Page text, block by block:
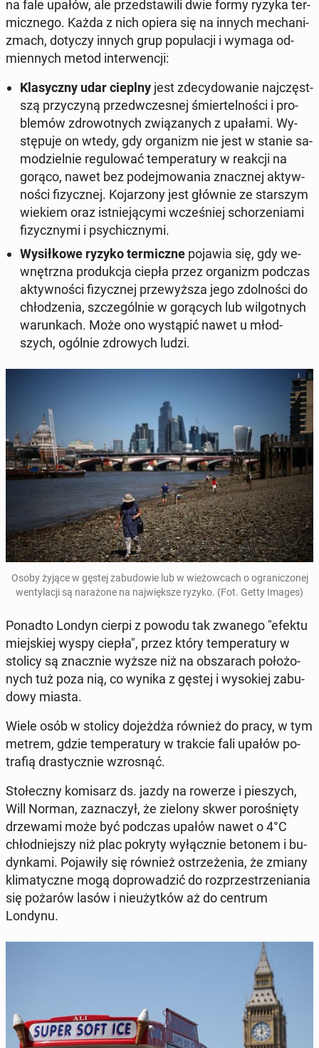
na fale upałów, ale przed­sta­wi­li dwie formy ryzyka ter­
micz­ne­go. Każda z nich opiera się na innych me­cha­ni­
zmach, dotyczy innych grup po­pu­la­cji i wymaga od­
mien­nych metod in­ter­wen­cji:
Kla­sycz­ny udar cieplny jest zde­cy­do­wa­nie naj­częst­
szą przy­czy­ną przed­wcze­snej śmier­tel­no­ści i pro­
ble­mów zdro­wot­nych zwią­za­nych z upałami. Wy­
stę­pu­je on wtedy, gdy or­ga­nizm nie jest w stanie sa­
mo­dziel­nie re­gu­lo­wać tem­pe­ra­tu­ry w reakcji na
gorąco, nawet bez po­dej­mo­wa­nia znacz­nej ak­tyw­
no­ści fi­zycz­nej. Ko­ja­rzo­ny jest głównie ze star­szym
wiekiem oraz ist­nie­ją­cy­mi wcze­śniej scho­rze­nia­mi
fi­zycz­ny­mi i psy­chicz­ny­mi.
Wy­sił­ko­we ryzyko ter­micz­ne pojawia się, gdy we­
wnętrz­na pro­duk­cja ciepła przez or­ga­nizm podczas
ak­tyw­no­ści fi­zycz­nej prze­wyż­sza jego zdol­no­ści do
chło­dze­nia, szcze­gól­nie w go­rą­cych lub wil­got­nych
wa­run­kach. Może ono wy­stą­pić nawet u młod­
szych, ogólnie zdro­wych ludzi.
Osoby żyjące w gęstej za­bu­do­wie lub w wie­żow­cach o ogra­ni­czo­nej
wen­ty­la­cji są na­ra­żo­ne na naj­więk­sze ryzyko. (Fot. Getty Images)
Ponadto Londyn cierpi z powodu tak zwanego "efektu
miej­skiej wyspy ciepła", przez który tem­pe­ra­tu­ry w
stolicy są znacz­nie wyższe niż na ob­sza­rach po­ło­żo­
nych tuż poza nią, co wynika z gęstej i wy­so­kiej za­bu­
do­wy miasta.
Wiele osób w stolicy do­jeż­dża również do pracy, w tym
metrem, gdzie tem­pe­ra­tu­ry w trakcie fali upałów po­
tra­fią dra­stycz­nie wzro­snąć.
Sto­łecz­ny ko­mi­sarz ds. jazdy na rowerze i pie­szych,
Will Norman, za­zna­czył, że zielony skwer po­ro­śnię­ty
drze­wa­mi może być podczas upałów nawet o 4°C
chłod­niej­szy niż plac pokryty wy­łącz­nie betonem i bu­
dyn­ka­mi. Po­ja­wi­ły się również ostrze­że­nia, że zmiany
kli­ma­tycz­ne mogą do­pro­wa­dzić do roz­prze­strze­nia­nia
się pożarów lasów i nie­użyt­ków aż do centrum
Londynu.